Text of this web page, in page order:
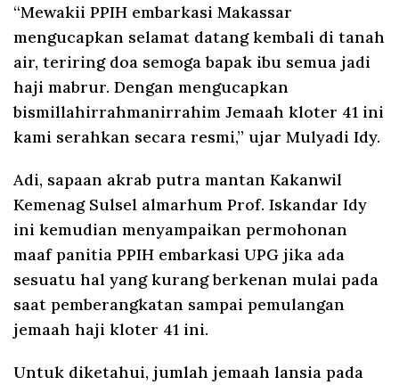
“Mewakii PPIH embarkasi Makassar
mengucapkan selamat datang kembali di tanah
air, teriring doa semoga bapak ibu semua jadi
haji mabrur. Dengan mengucapkan
bismillahirrahmanirrahim Jemaah kloter 41 ini
kami serahkan secara resmi,” ujar Mulyadi Idy.
Adi, sapaan akrab putra mantan Kakanwil
Kemenag Sulsel almarhum Prof. Iskandar Idy
ini kemudian menyampaikan permohonan
maaf panitia PPIH embarkasi UPG jika ada
sesuatu hal yang kurang berkenan mulai pada
saat pemberangkatan sampai pemulangan
jemaah haji kloter 41 ini.
Untuk diketahui, jumlah jemaah lansia pada